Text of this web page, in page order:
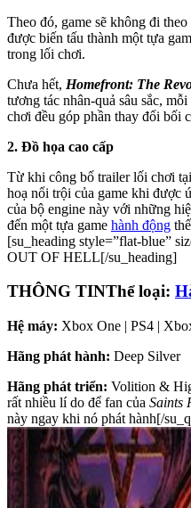
Theo đó, game sẽ không đi
được biến tấu thành một tựa
trong lối chơi.
Chưa hết, Homefront: The
tương tác nhân-quả sâu sắc,
chơi đều góp phần thay đổi bối
2. Đồ họa cao cấp
Từ khi công bố trailer lối chơi
hoạ nổi trội của game khi được
của bộ engine này với những
đến một tựa game hành động
[su_heading style=”flat-blue”
OUT OF HELL[/su_heading]
THÔNG TINThể loại:
Hệ máy: Xbox One | PS4 |
Hãng phát hành: Deep Silver
Hãng phát triển: Volition &
rất nhiều lí do để fan của Saints
này ngay khi nó phát hành[/